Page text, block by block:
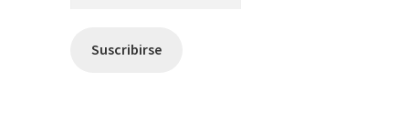
Suscribirse